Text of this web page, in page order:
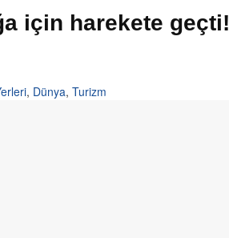
için harekete geçti!
, Dünya, Turizm